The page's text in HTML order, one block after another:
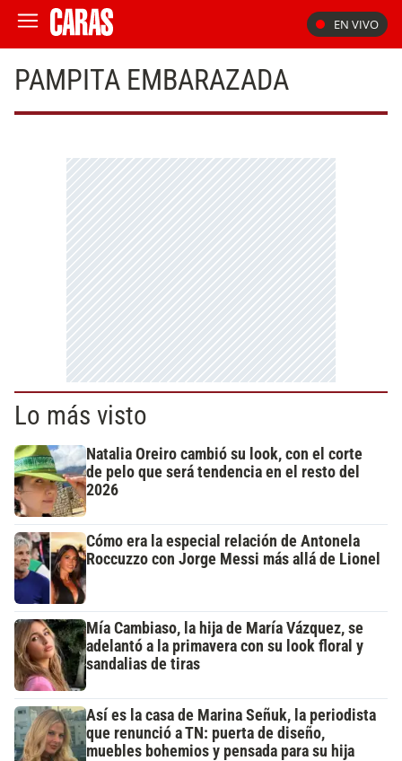
EN VIVO
PAMPITA EMBARAZADA
Lo más visto
Natalia Oreiro cambió su look, con el corte
de pelo que será tendencia en el resto del
2026
Cómo era la especial relación de Antonela
Roccuzzo con Jorge Messi más allá de Lionel
Mía Cambiaso, la hija de María Vázquez, se
adelantó a la primavera con su look floral y
sandalias de tiras
Así es la casa de Marina Señuk, la periodista
que renunció a TN: puerta de diseño,
muebles bohemios y pensada para su hija